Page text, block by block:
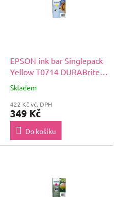
EPSON ink bar Singlepack
Yellow T0714 DURABrite
Ultra Ink (5,5 ml)
Skladem
422 Kč vč. DPH
349 Kč
Do košíku